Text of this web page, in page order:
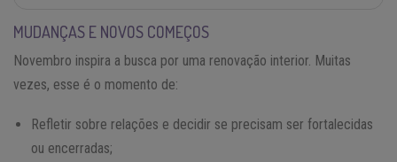
MUDANÇAS E NOVOS COMEÇOS
Novembro inspira a busca por uma renovação interior. Muitas
vezes, esse é o momento de:
Refletir sobre relações e decidir se precisam ser fortalecidas
ou encerradas;